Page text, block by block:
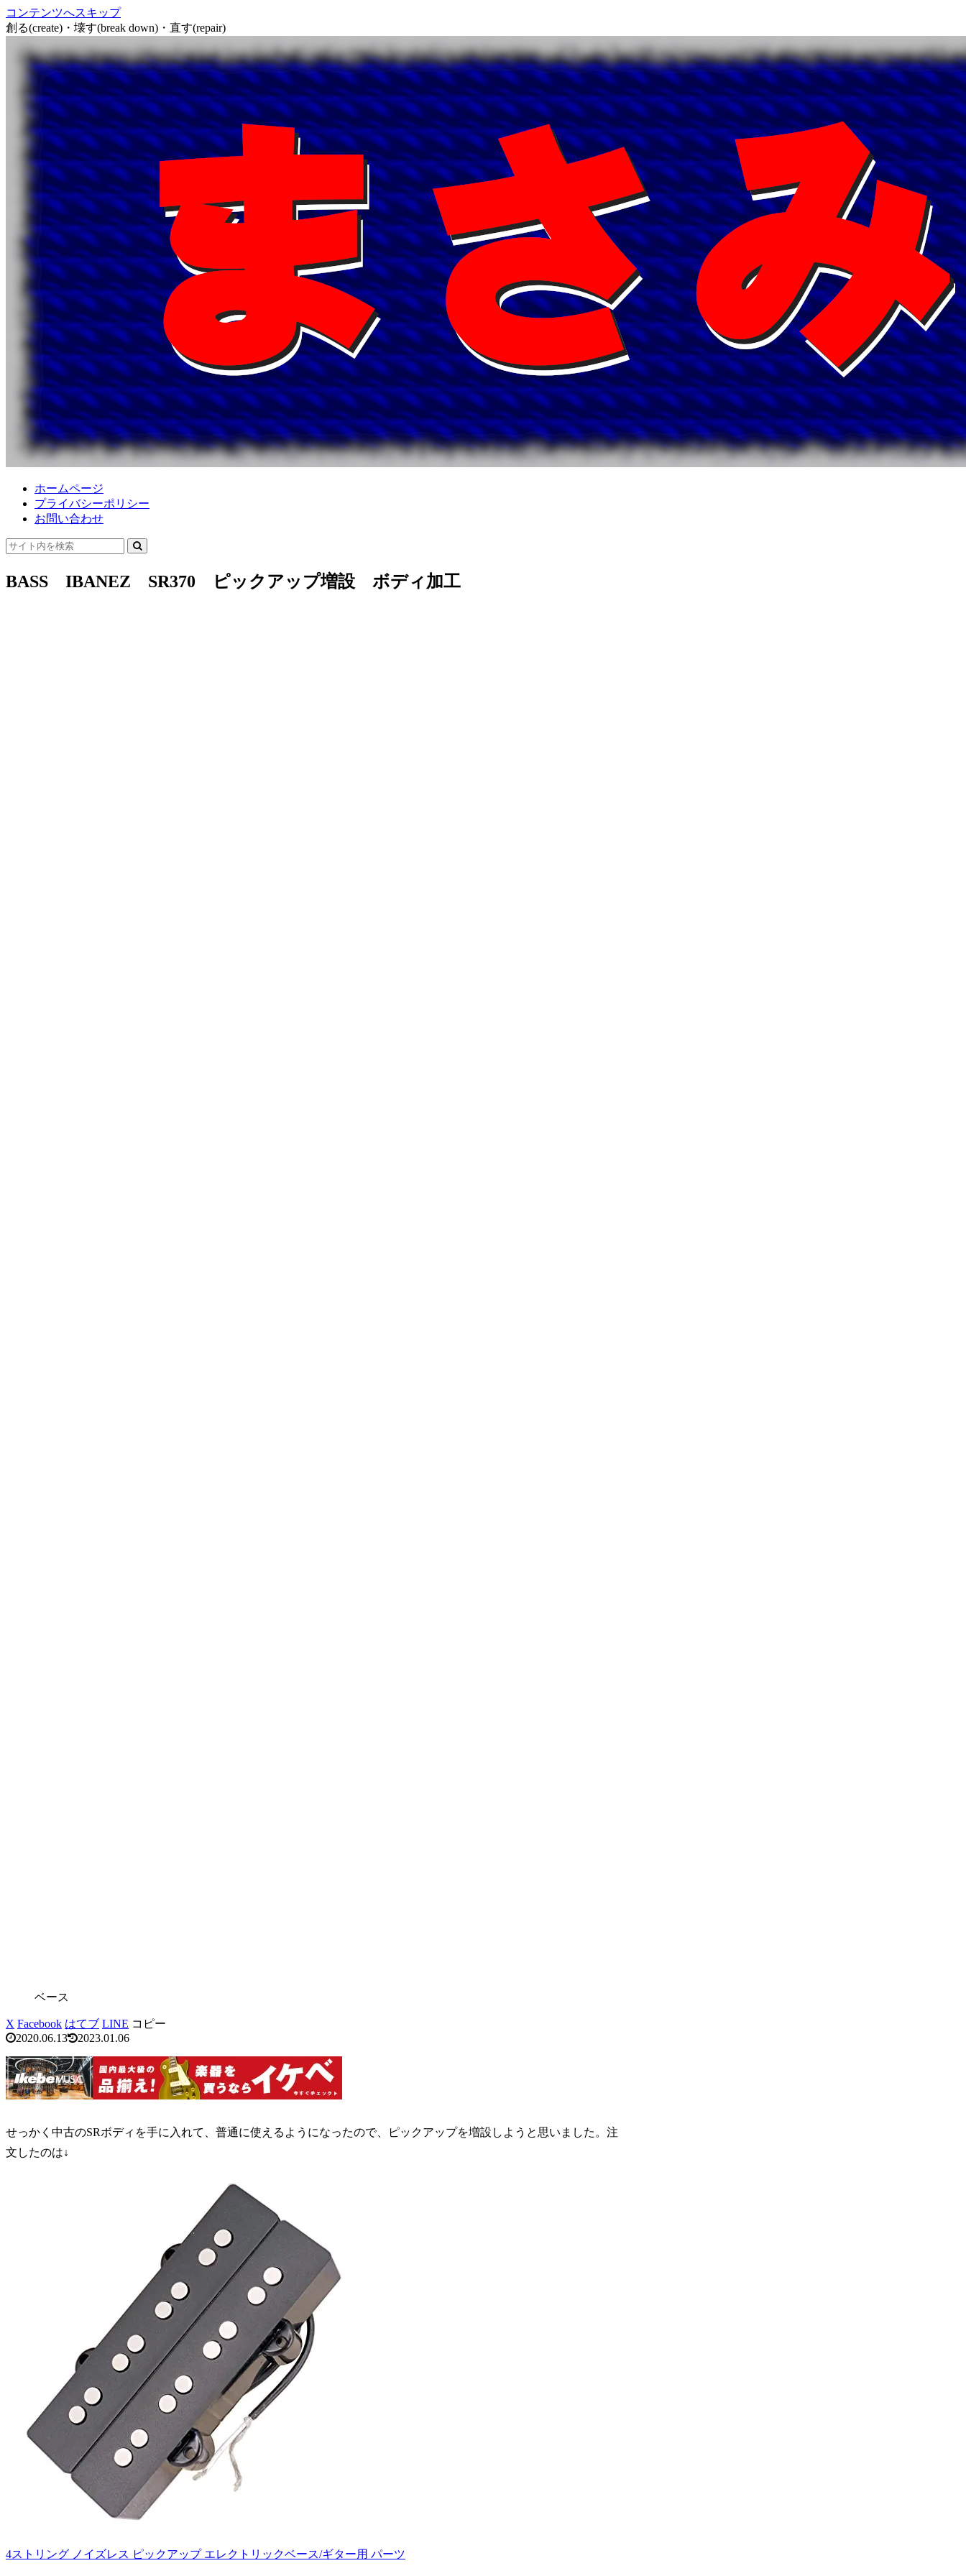
コンテンツへスキップ
創る(create)・壊す(break down)・直す(repair)
ホームページ
プライバシーポリシー
お問い合わせ
BASS IBANEZ SR370 ピックアップ増設 ボディ加工
ベース
X Facebook はてブ LINE コピー
2020.06.13
2023.01.06
せっかく中古のSRボディを手に入れて、普通に使えるようになったので、ピックアップを増設しようと思いました。注
文したのは↓
4ストリング ノイズレス ピックアップ エレクトリックベース/ギター用 パーツ